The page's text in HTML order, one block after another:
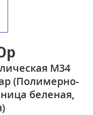
М34
(Полимерно-
беленая,